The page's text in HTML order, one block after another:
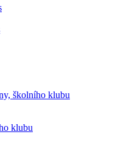
školního klubu
klubu